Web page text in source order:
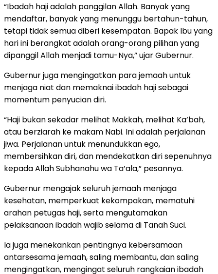
“Ibadah haji adalah panggilan Allah. Banyak yang
mendaftar, banyak yang menunggu bertahun-tahun,
tetapi tidak semua diberi kesempatan. Bapak Ibu yang
hari ini berangkat adalah orang-orang pilihan yang
dipanggil Allah menjadi tamu-Nya,” ujar Gubernur.
Gubernur juga mengingatkan para jemaah untuk
menjaga niat dan memaknai ibadah haji sebagai
momentum penyucian diri.
“Haji bukan sekadar melihat Makkah, melihat Ka’bah,
atau berziarah ke makam Nabi. Ini adalah perjalanan
jiwa. Perjalanan untuk menundukkan ego,
membersihkan diri, dan mendekatkan diri sepenuhnya
kepada Allah Subhanahu wa Ta’ala,” pesannya.
Gubernur mengajak seluruh jemaah menjaga
kesehatan, memperkuat kekompakan, mematuhi
arahan petugas haji, serta mengutamakan
pelaksanaan ibadah wajib selama di Tanah Suci.
Ia juga menekankan pentingnya kebersamaan
antarsesama jemaah, saling membantu, dan saling
mengingatkan, mengingat seluruh rangkaian ibadah